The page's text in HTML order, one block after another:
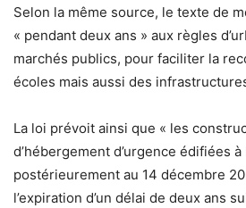
Selon la même source, le texte de
« pendant deux ans » aux règles
marchés publics, pour faciliter la
écoles mais aussi des
La loi prévoit ainsi que « les
d’hébergement d’urgence édifiées
postérieurement au 14 décembre
l’expiration d’un délai de deux ans